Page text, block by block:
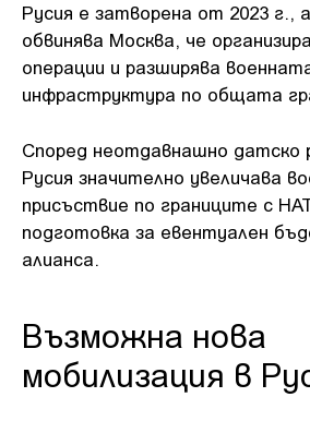
Русия е затворена от 2023 г.,
обвинява Москва, че
операции и разширява
инфраструктура по общата
Според неотдавнашно датско
Русия значително увеличава
присъствие по границите с
подготовка за евентуален
алианса.
Възможна нова
мобилизация в